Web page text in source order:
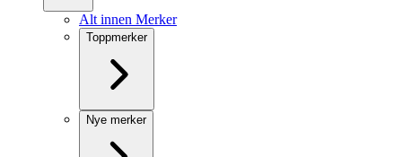
Alt innen Merker
Toppmerker
Nye merker